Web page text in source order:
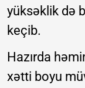
yüksəklik də
keçib.
Hazırda
xətti boyu